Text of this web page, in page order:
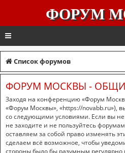
ФОРУМ
Список форумов
ФОРУМ МОСКВЫ -
Заходя на конференцию «Форум
«Форум Москвы», «https://novabb.ru»),
со следующими условиями. Если вы
не заходите и не пользуйтесь
оставляем за собой право изменять
сделаем всё возможное, чтобы